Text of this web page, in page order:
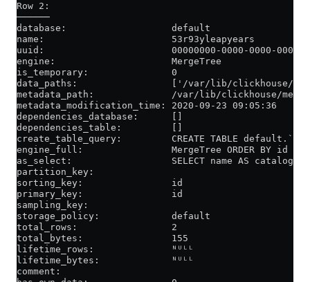
Row 2:
──────
database:                   default
name:                       53r93yleapyears
uuid:                       00000000-0000-0000-0000-
engine:                     MergeTree
is_temporary:               0
data_paths:                 ['/var/lib/clickhouse/
metadata_path:              /var/lib/clickhouse/
metadata_modification_time: 2020-09-23 09:05:36
dependencies_database:      []
dependencies_table:         []
create_table_query:         CREATE TABLE
engine_full:                MergeTree ORDER BY id
as_select:                  SELECT name AS
partition_key:
sorting_key:                id
primary_key:                id
sampling_key:
storage_policy:             default
total_rows:                 2
total_bytes:                155
lifetime_rows:              ᴺᵁᴸᴸ
lifetime_bytes:             ᴺᵁᴸᴸ
comment: